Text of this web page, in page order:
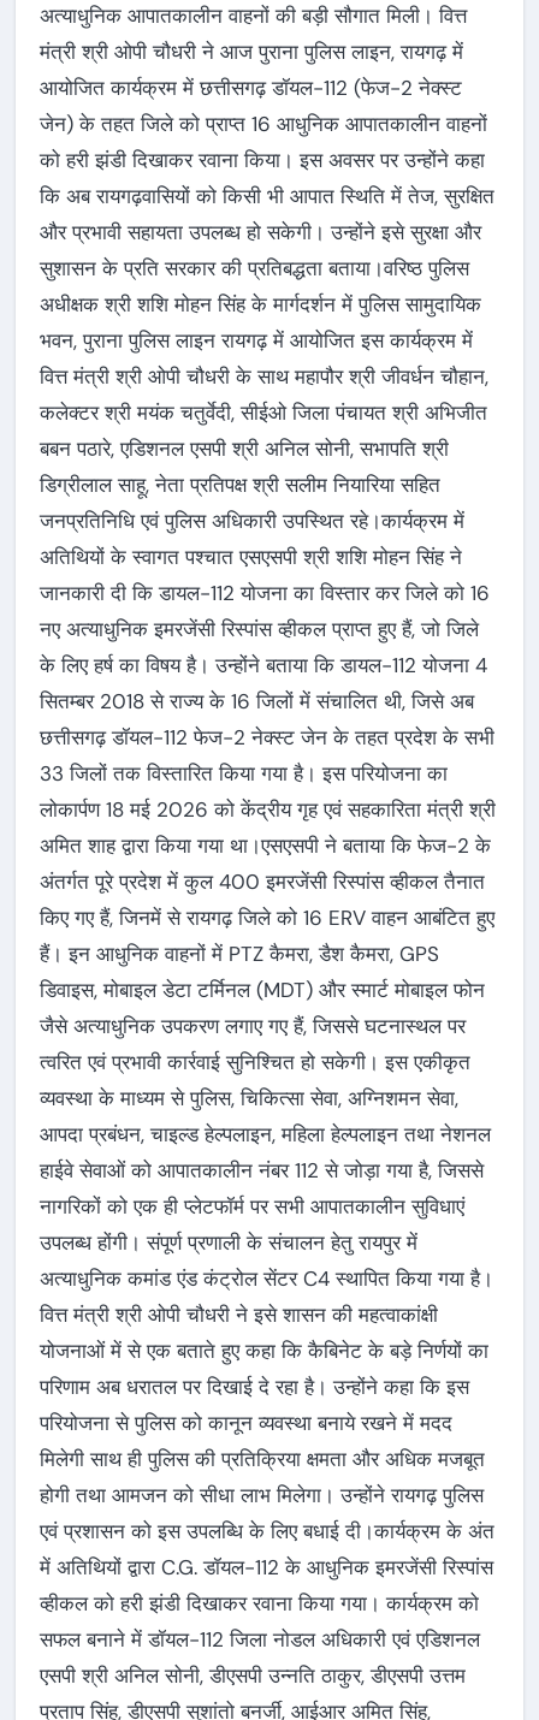
अत्याधुनिक आपातकालीन वाहनों की बड़ी सौगात मिली। वित्त
मंत्री श्री ओपी चौधरी ने आज पुराना पुलिस लाइन, रायगढ़ में
आयोजित कार्यक्रम में छत्तीसगढ़ डॉयल-112 (फेज-2 नेक्स्ट
जेन) के तहत जिले को प्राप्त 16 आधुनिक आपातकालीन वाहनों
को हरी झंडी दिखाकर रवाना किया। इस अवसर पर उन्होंने कहा
कि अब रायगढ़वासियों को किसी भी आपात स्थिति में तेज, सुरक्षित
और प्रभावी सहायता उपलब्ध हो सकेगी। उन्होंने इसे सुरक्षा और
सुशासन के प्रति सरकार की प्रतिबद्धता बताया।वरिष्ठ पुलिस
अधीक्षक श्री शशि मोहन सिंह के मार्गदर्शन में पुलिस सामुदायिक
भवन, पुराना पुलिस लाइन रायगढ़ में आयोजित इस कार्यक्रम में
वित्त मंत्री श्री ओपी चौधरी के साथ महापौर श्री जीवर्धन चौहान,
कलेक्टर श्री मयंक चतुर्वेदी, सीईओ जिला पंचायत श्री अभिजीत
बबन पठारे, एडिशनल एसपी श्री अनिल सोनी, सभापति श्री
डिग्रीलाल साहू, नेता प्रतिपक्ष श्री सलीम नियारिया सहित
जनप्रतिनिधि एवं पुलिस अधिकारी उपस्थित रहे।कार्यक्रम में
अतिथियों के स्वागत पश्चात एसएसपी श्री शशि मोहन सिंह ने
जानकारी दी कि डायल-112 योजना का विस्तार कर जिले को 16
नए अत्याधुनिक इमरजेंसी रिस्पांस व्हीकल प्राप्त हुए हैं, जो जिले
के लिए हर्ष का विषय है। उन्होंने बताया कि डायल-112 योजना 4
सितम्बर 2018 से राज्य के 16 जिलों में संचालित थी, जिसे अब
छत्तीसगढ़ डॉयल-112 फेज-2 नेक्स्ट जेन के तहत प्रदेश के सभी
33 जिलों तक विस्तारित किया गया है। इस परियोजना का
लोकार्पण 18 मई 2026 को केंद्रीय गृह एवं सहकारिता मंत्री श्री
अमित शाह द्वारा किया गया था।एसएसपी ने बताया कि फेज-2 के
अंतर्गत पूरे प्रदेश में कुल 400 इमरजेंसी रिस्पांस व्हीकल तैनात
किए गए हैं, जिनमें से रायगढ़ जिले को 16 ERV वाहन आबंटित हुए
हैं। इन आधुनिक वाहनों में PTZ कैमरा, डैश कैमरा, GPS
डिवाइस, मोबाइल डेटा टर्मिनल (MDT) और स्मार्ट मोबाइल फोन
जैसे अत्याधुनिक उपकरण लगाए गए हैं, जिससे घटनास्थल पर
त्वरित एवं प्रभावी कार्रवाई सुनिश्चित हो सकेगी। इस एकीकृत
व्यवस्था के माध्यम से पुलिस, चिकित्सा सेवा, अग्निशमन सेवा,
आपदा प्रबंधन, चाइल्ड हेल्पलाइन, महिला हेल्पलाइन तथा नेशनल
हाईवे सेवाओं को आपातकालीन नंबर 112 से जोड़ा गया है, जिससे
नागरिकों को एक ही प्लेटफॉर्म पर सभी आपातकालीन सुविधाएं
उपलब्ध होंगी। संपूर्ण प्रणाली के संचालन हेतु रायपुर में
अत्याधुनिक कमांड एंड कंट्रोल सेंटर C4 स्थापित किया गया है।
वित्त मंत्री श्री ओपी चौधरी ने इसे शासन की महत्वाकांक्षी
योजनाओं में से एक बताते हुए कहा कि कैबिनेट के बड़े निर्णयों का
परिणाम अब धरातल पर दिखाई दे रहा है। उन्होंने कहा कि इस
परियोजना से पुलिस को कानून व्यवस्था बनाये रखने में मदद
मिलेगी साथ ही पुलिस की प्रतिक्रिया क्षमता और अधिक मजबूत
होगी तथा आमजन को सीधा लाभ मिलेगा। उन्होंने रायगढ़ पुलिस
एवं प्रशासन को इस उपलब्धि के लिए बधाई दी।कार्यक्रम के अंत
में अतिथियों द्वारा C.G. डॉयल-112 के आधुनिक इमरजेंसी रिस्पांस
व्हीकल को हरी झंडी दिखाकर रवाना किया गया। कार्यक्रम को
सफल बनाने में डॉयल-112 जिला नोडल अधिकारी एवं एडिशनल
एसपी श्री अनिल सोनी, डीएसपी उन्नति ठाकुर, डीएसपी उत्तम
प्रताप सिंह, डीएसपी सुशांतो बनर्जी, आईआर अमित सिंह,